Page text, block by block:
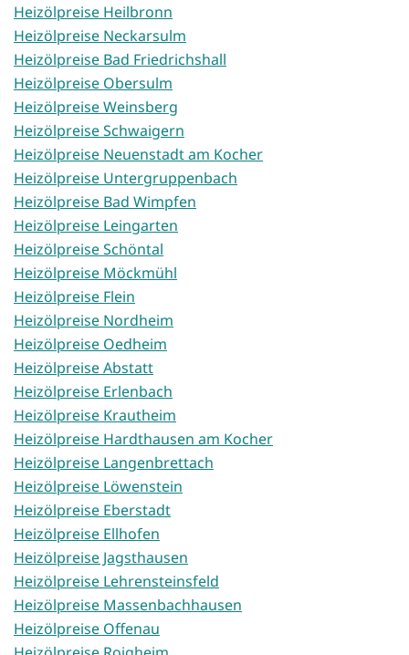
Heizölpreise Heilbronn
Heizölpreise Neckarsulm
Heizölpreise Bad Friedrichshall
Heizölpreise Obersulm
Heizölpreise Weinsberg
Heizölpreise Schwaigern
Heizölpreise Neuenstadt am Kocher
Heizölpreise Untergruppenbach
Heizölpreise Bad Wimpfen
Heizölpreise Leingarten
Heizölpreise Schöntal
Heizölpreise Möckmühl
Heizölpreise Flein
Heizölpreise Nordheim
Heizölpreise Oedheim
Heizölpreise Abstatt
Heizölpreise Erlenbach
Heizölpreise Krautheim
Heizölpreise Hardthausen am Kocher
Heizölpreise Langenbrettach
Heizölpreise Löwenstein
Heizölpreise Eberstadt
Heizölpreise Ellhofen
Heizölpreise Jagsthausen
Heizölpreise Lehrensteinsfeld
Heizölpreise Massenbachhausen
Heizölpreise Offenau